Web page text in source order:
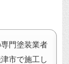
門塗装業者
市で施工し